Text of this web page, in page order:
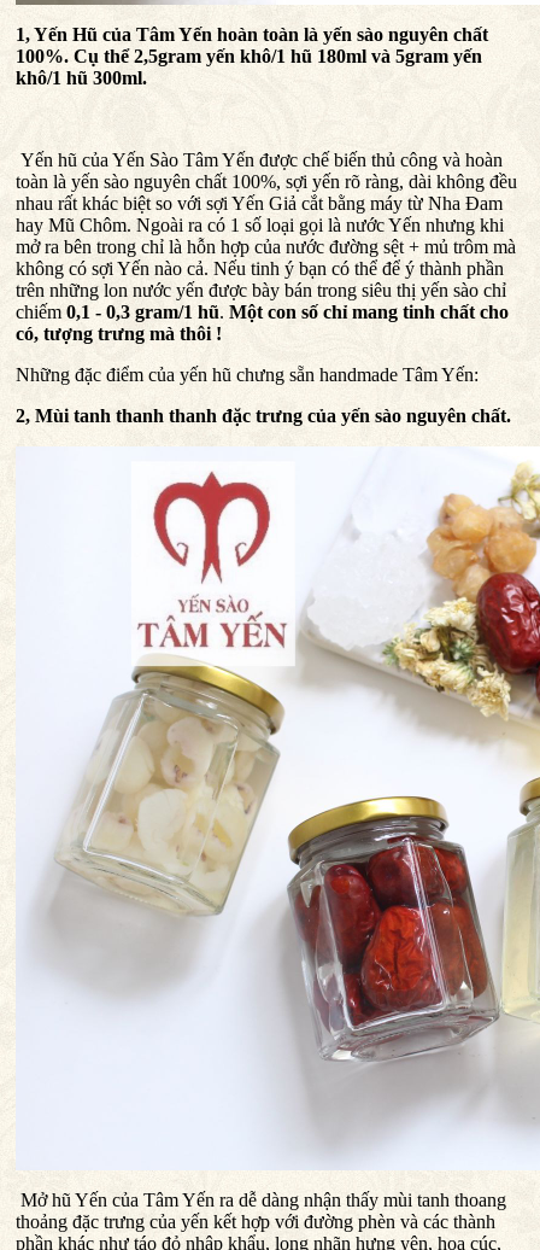
1, Yến Hũ của Tâm Yến hoàn toàn là yến sào nguyên chất
100%. Cụ thể 2,5gram yến khô/1 hũ 180ml và 5gram yến
khô/1 hũ 300ml.
Yến hũ của Yến Sào Tâm Yến được chế biến thủ công và hoàn
toàn là yến sào nguyên chất 100%, sợi yến rõ ràng, dài không đều
nhau rất khác biệt so với sợi Yến Giả cắt bằng máy từ Nha Đam
hay Mũ Chôm. Ngoài ra có 1 số loại gọi là nước Yến nhưng khi
mở ra bên trong chỉ là hỗn hợp của nước đường sệt + mủ trôm mà
không có sợi Yến nào cả. Nếu tinh ý bạn có thể để ý thành phần
trên những lon nước yến được bày bán trong siêu thị yến sào chỉ
chiếm 0,1 - 0,3 gram/1 hũ. Một con số chỉ mang tinh chất cho
có, tượng trưng mà thôi !
Những đặc điểm của yến hũ chưng sẵn handmade Tâm Yến:
2, Mùi tanh thanh thanh đặc trưng của yến sào nguyên chất.
Mở hũ Yến của Tâm Yến ra dễ dàng nhận thấy mùi tanh thoang
thoảng đặc trưng của yến kết hợp với đường phèn và các thành
phần khác như táo đỏ nhập khẩu, long nhãn hưng yên, hoa cúc,